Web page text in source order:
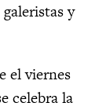
y
el viernes
celebra la